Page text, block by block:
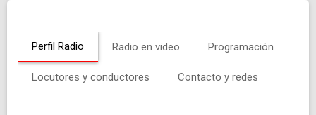
Perfil Radio Radio en video Programación
Locutores y conductores Contacto y redes